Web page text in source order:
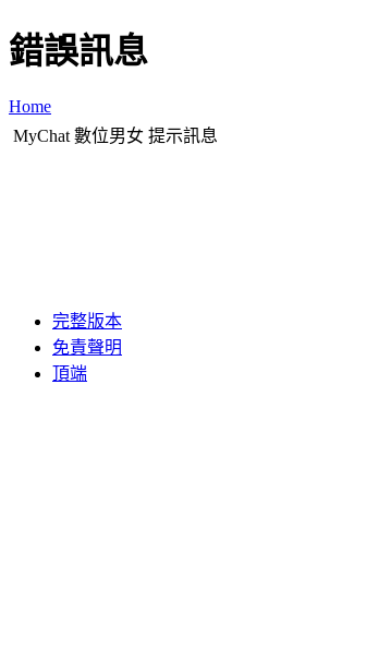
錯誤訊息
Home
MyChat 數位男女 提示訊息
完整版本
免責聲明
頂端